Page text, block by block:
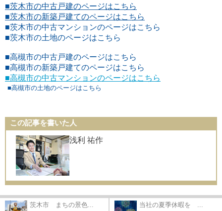
■茨木市の中古戸建のページはこちら
■茨木市の新築戸建てのページはこちら
■茨木市の中古マンションのページはこちら
■茨木市の土地のページはこちら
■高槻市の中古戸建のページはこちら
■高槻市の新築戸建てのページはこちら
■高槻市の中古マンションのページはこちら
■高槻市の土地のページはこちら
この記事を書いた人
浅利 祐作
茨木市 まちの景色... 当社の夏季休暇を ...